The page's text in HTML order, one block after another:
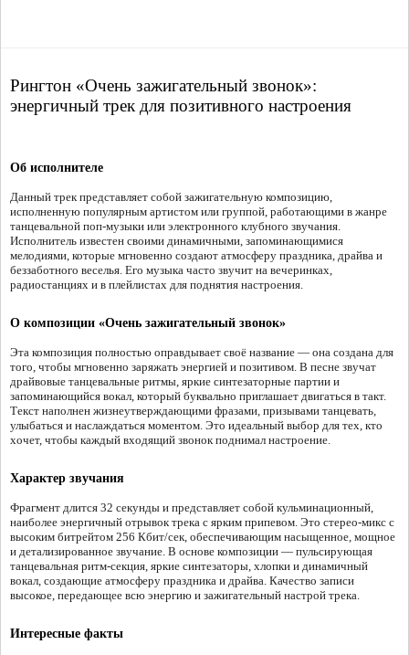
Рингтон «Очень зажигательный звонок»:
энергичный трек для позитивного настроения
Об исполнителе
Данный трек представляет собой зажигательную композицию,
исполненную популярным артистом или группой, работающими в жанре
танцевальной поп-музыки или электронного клубного звучания.
Исполнитель известен своими динамичными, запоминающимися
мелодиями, которые мгновенно создают атмосферу праздника, драйва и
беззаботного веселья. Его музыка часто звучит на вечеринках,
радиостанциях и в плейлистах для поднятия настроения.
О композиции «Очень зажигательный звонок»
Эта композиция полностью оправдывает своё название — она создана для
того, чтобы мгновенно заряжать энергией и позитивом. В песне звучат
драйвовые танцевальные ритмы, яркие синтезаторные партии и
запоминающийся вокал, который буквально приглашает двигаться в такт.
Текст наполнен жизнеутверждающими фразами, призывами танцевать,
улыбаться и наслаждаться моментом. Это идеальный выбор для тех, кто
хочет, чтобы каждый входящий звонок поднимал настроение.
Характер звучания
Фрагмент длится 32 секунды и представляет собой кульминационный,
наиболее энергичный отрывок трека с ярким припевом. Это стерео-микс с
высоким битрейтом 256 Кбит/сек, обеспечивающим насыщенное, мощное
и детализированное звучание. В основе композиции — пульсирующая
танцевальная ритм-секция, яркие синтезаторы, хлопки и динамичный
вокал, создающие атмосферу праздника и драйва. Качество записи
высокое, передающее всю энергию и зажигательный настрой трека.
Интересные факты